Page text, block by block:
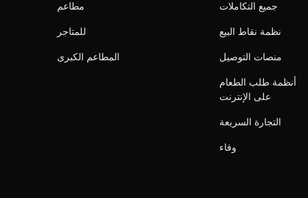
جميع التكاملات
نظمة نقاط البيع
منصات التوصيل
أنظمة طلب الطعام
على الإنترنت
التجارة السريعة
وفاء
مطاعم
للمتاجر
المطاعم الكبرى